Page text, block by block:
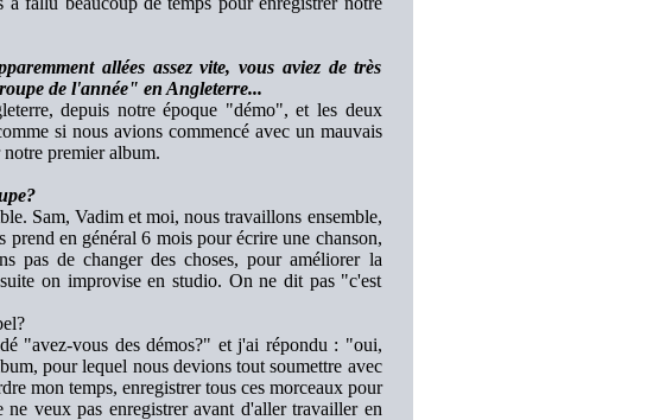
allées assez vite, vous aviez de très
de l'année" en Angleterre...
depuis notre époque "démo", et les deux
si nous avions commencé avec un mauvais
premier album.
Sam, Vadim et moi, nous travaillons ensemble,
en général 6 mois pour écrire une chanson,
pas de changer des choses, pour améliorer la
on improvise en studio. On ne dit pas "c'est
"avez-vous des démos?" et j'ai répondu : "oui,
pour lequel nous devions tout soumettre avec
mon temps, enregistrer tous ces morceaux pour
veux pas enregistrer avant d'aller travailler en